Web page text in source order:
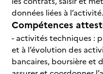
données liées à l’activité.
Compétences
- activités techniques :
et à l’évolution des
bancaires, boursière et